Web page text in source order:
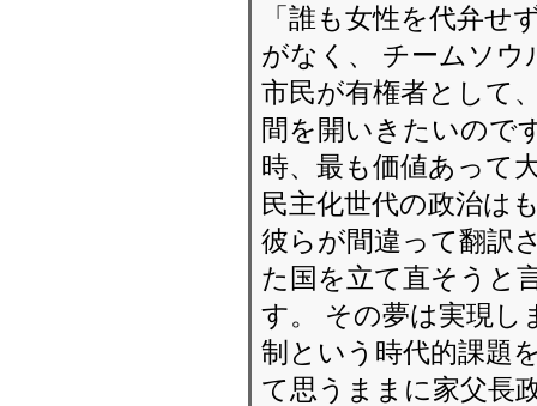
「誰も女性を代弁せ
がなく、 チームソ
市民が有権者として
間を開いきたいので
時、最も価値あって
民主化世代の政治は
彼らが間違って翻訳
た国を立て直そうと
す。 その夢は実現し
制という時代的課題
て思うままに家父長